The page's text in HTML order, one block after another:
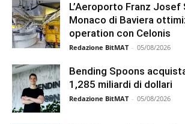
L’Aeroporto Franz Josef
Monaco di Baviera
operation con Celonis
Redazione BitMAT - 05/08/2026
Bending Spoons
1,285 miliardi di dollari
Redazione BitMAT - 05/08/2026